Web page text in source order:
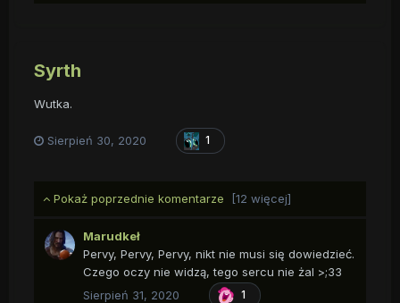
Syrth
Wutka.
Sierpień 30, 2020 1
Pokaż poprzednie komentarze [12 więcej]
Marudkeł
Pervy, Pervy, Pervy, nikt nie musi się dowiedzieć.
Czego oczy nie widzą, tego sercu nie żal >;33
Sierpień 31, 2020
1